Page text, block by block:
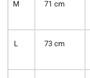
M 71 cm
L 73 cm